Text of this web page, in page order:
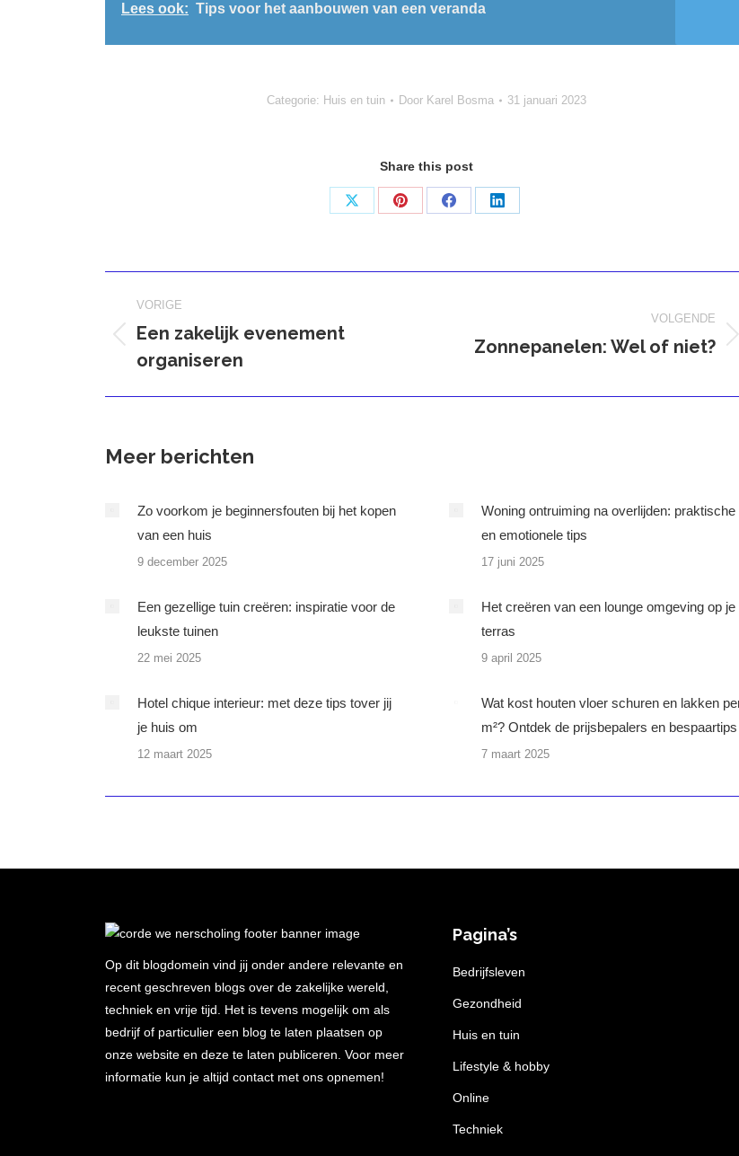
Lees ook: Tips voor het aanbouwen van een veranda
Categorie: Huis en tuin Door Karel Bosma 31 januari 2023
Share this post
Deel
Deel
Deel
Deel
navigatie
VORIGE
bericht
Een zakelijk evenement
organiseren
VOLGENDE
Volgend
Zonnepanelen: Wel of niet?
Meer berichten
Zo voorkom je beginnersfouten bij het kopen
van een huis
9 december 2025
Woning ontruiming na overlijden: praktische
en emotionele tips
17 juni 2025
Een gezellige tuin creëren: inspiratie voor de
leukste tuinen
22 mei 2025
Het creëren van een lounge omgeving op je
terras
9 april 2025
Hotel chique interieur: met deze tips tover jij
je huis om
12 maart 2025
Wat kost houten vloer schuren en lakken
m²? Ontdek de prijsbepalers en bespaartips
7 maart 2025
Op dit blogdomein vind jij onder andere relevante en
recent geschreven blogs over de zakelijke wereld,
techniek en vrije tijd. Het is tevens mogelijk om als
bedrijf of particulier een blog te laten plaatsen op
onze website en deze te laten publiceren. Voor meer
informatie kun je altijd contact met ons opnemen!
Pagina’s
Bedrijfsleven
Gezondheid
Huis en tuin
Lifestyle & hobby
Online
Techniek